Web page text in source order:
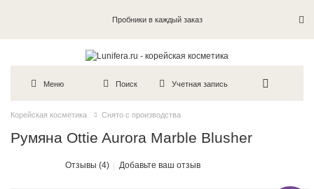
Пробники в каждый заказ
Меню Поиск Учетная запись
Корейская косметика Снято с производства
Румяна Ottie Aurora Marble Blusher
Отзывы (4) Добавьте ваш отзыв